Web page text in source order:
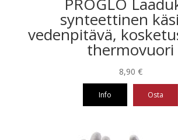
PROGLO
synteettinen
vedenpitävä,
thermovuori
8,90 €
Info Osta